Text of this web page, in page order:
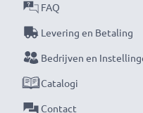
Kabel Materiaal
Connector materiaal
★ 3 jaar garantie ★
Als internationale
FAQ
Levering en Betaling
Bedrijven en
Catalogi
Contact